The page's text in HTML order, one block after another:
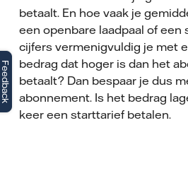
betaalt. En hoe vaak je
een openbare laadpaal of een
cijfers vermenigvuldig je met
bedrag dat hoger is dan het
betaalt? Dan bespaar je dus
abonnement. Is het bedrag
keer een starttarief betalen.
Feedback